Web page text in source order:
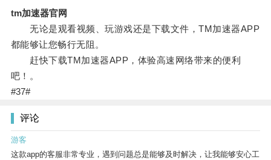
tm加速器官网
无论是观看视频、玩游戏还是下载文件，TM加速器APP
都能够让您畅行无阻。
赶快下载TM加速器APP，体验高速网络带来的便利
吧！。
#37#
评论
游客
这款app的客服非常专业，遇到问题总是能够及时解决，让我能够安心工